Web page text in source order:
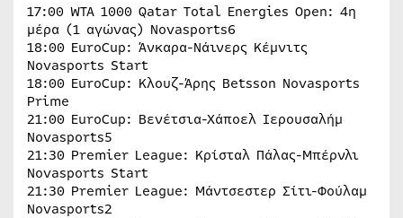
17:00 WTA 1000 Qatar Total Energies Open: 4η
μέρα (1 αγώνας) Novasports6
18:00 EuroCup: Άνκαρα-Νάινερς Κέμνιτς
Novasports Start
18:00 EuroCup: Κλουζ-Άρης Betsson Novasports
Prime
21:00 EuroCup: Βενέτσια-Χάποελ Ιερουσαλήμ
Novasports5
21:30 Premier League: Κρίσταλ Πάλας-Μπέρνλι
Novasports Start
21:30 Premier League: Μάντσεστερ Σίτι-Φούλαμ
Novasports2